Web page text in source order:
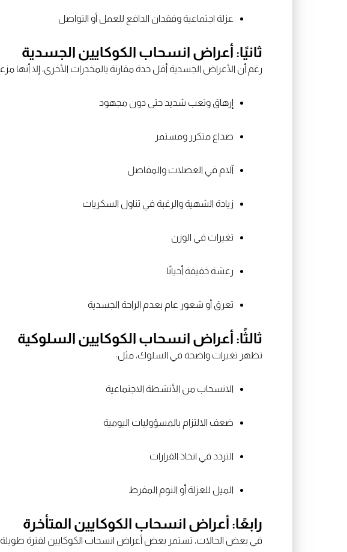
عزلة اجتماعية وفقدان الدافع للعمل أو التواصل
ثانيًا: أعراض انسحاب الكوكايين الجسدية
رغم أن الأعراض الجسدية أقل حدة مقارنة بالمخدرات الأخرى، إلا أنها
إرهاق وتعب شديد حتى دون مجهود
صداع متكرر ومستمر
آلام في العضلات والمفاصل
زيادة الشهية والرغبة في تناول السكريات
تغيرات في الوزن
رعشة خفيفة أحيانًا
تعرق أو شعور عام بعدم الراحة الجسدية
ثالثًا: أعراض انسحاب الكوكايين السلوكية
تظهر تغيرات واضحة في السلوك، مثل:
الانسحاب من الأنشطة الاجتماعية
ضعف الالتزام بالمسؤوليات اليومية
التردد في اتخاذ القرارات
الميل للعزلة أو النوم المفرط
رابعًا: أعراض انسحاب الكوكايين المتأخرة
في بعض الحالات، تستمر بعض أعراض انسحاب الكوكايين لفترة